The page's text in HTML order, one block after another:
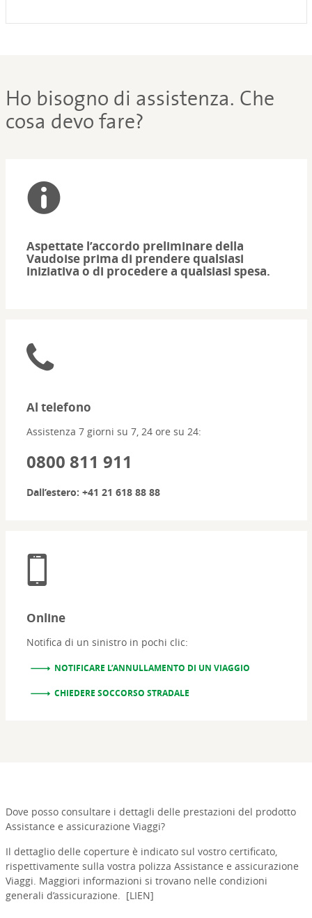
Ho bisogno di assistenza. Che
cosa devo fare?
Aspettate l’accordo preliminare della
Vaudoise prima di prendere qualsiasi
iniziativa o di procedere a qualsiasi spesa.
Al telefono
Assistenza 7 giorni su 7, 24 ore su 24:
0800 811 911
Dall’estero: +41 21 618 88 88
Online
Notifica di un sinistro in pochi clic:
NOTIFICARE L’ANNULLAMENTO DI UN VIAGGIO
CHIEDERE SOCCORSO STRADALE
Dove posso consultare i dettagli delle prestazioni del prodotto
Assistance e assicurazione Viaggi?
Il dettaglio delle coperture è indicato sul vostro certificato,
rispettivamente sulla vostra polizza Assistance e assicurazione
Viaggi. Maggiori informazioni si trovano nelle condizioni
generali d’assicurazione. [LIEN]